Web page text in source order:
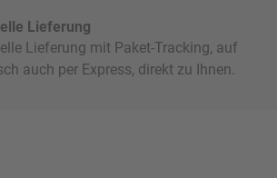
Lieferung
Lieferung mit Paket-Tracking, auf
auch per Express, direkt zu Ihnen.